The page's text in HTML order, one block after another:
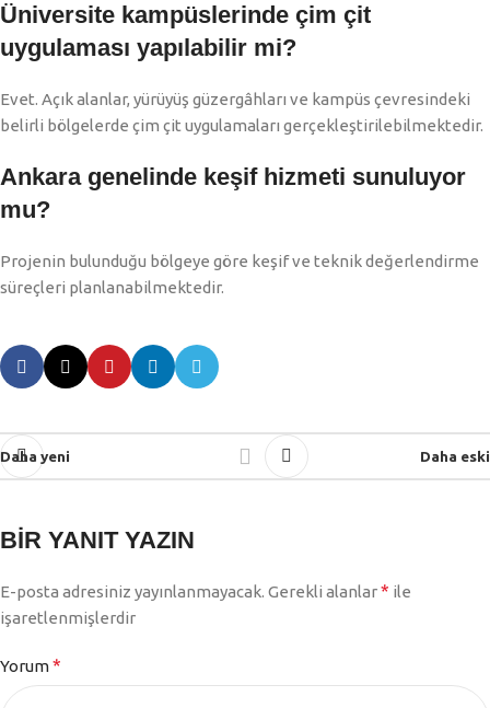
Üniversite kampüslerinde çim çit
uygulaması yapılabilir mi?
Evet. Açık alanlar, yürüyüş güzergâhları ve kampüs çevresindeki
belirli bölgelerde çim çit uygulamaları gerçekleştirilebilmektedir.
Ankara genelinde keşif hizmeti sunuluyor
mu?
Projenin bulunduğu bölgeye göre keşif ve teknik değerlendirme
süreçleri planlanabilmektedir.
Daha yeni Daha eski
BIR YANIT YAZIN
E-posta adresiniz yayınlanmayacak. Gerekli alanlar* ile
işaretlenmişlerdir
Yorum*